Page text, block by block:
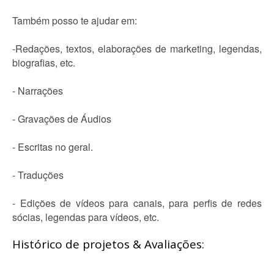
Também posso te ajudar em:
-Redações, textos, elaborações de marketing, legendas,
biografias, etc.
- Narrações
- Gravações de Áudios
- Escritas no geral.
- Traduções
- Edições de vídeos para canais, para perfis de redes
sócias, legendas para vídeos, etc.
Histórico de projetos & Avaliações: